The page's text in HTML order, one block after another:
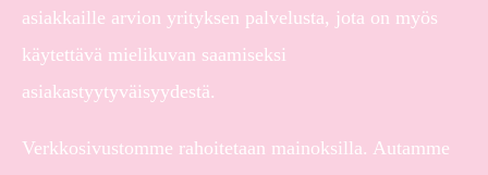
asiakkaille arvion yrityksen palvelusta, jota on myös
käytettävä mielikuvan saamiseksi
asiakastyytyväisyydestä.
Verkkosivustomme rahoitetaan mainoksilla. Autamme